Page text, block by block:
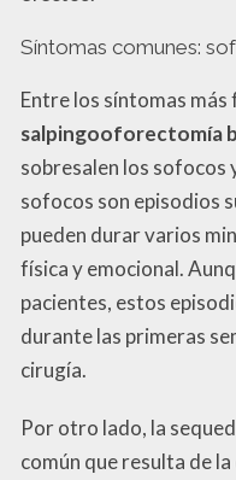
Síntomas comunes:
Entre los síntomas más
salpingooforectomía
sobresalen los sofocos
sofocos son episodios
pueden durar varios
física y emocional.
pacientes, estos
durante las primeras
cirugía.
Por otro lado, la
común que resulta de